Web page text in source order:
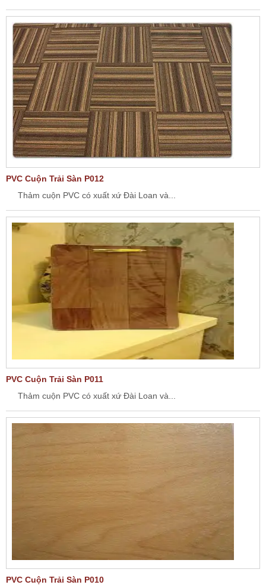
PVC Cuộn Trải Sàn P012
Thảm cuộn PVC có xuất xứ Đài Loan và...
PVC Cuộn Trải Sàn P011
Thảm cuộn PVC có xuất xứ Đài Loan và...
PVC Cuộn Trải Sàn P010